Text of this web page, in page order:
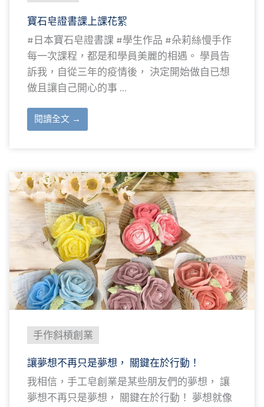
寶石皂證書課上課花絮
#日本寶石皂證書課 #學生作品 #朵莉絲慢手作
每一次課程，都是和學員美麗的相遇。 學員告
訴我，自從三年的疫情後， 決定開始做自已想
做且讓自己開心的事 ...
閱讀全文 →
手作斜槓創業
讓夢想不再只是夢想， 關鍵在於行動！
我相信，手工皂創業是某些朋友們的夢想， 讓
夢想不再只是夢想， 關鍵在於行動！ 夢想就像